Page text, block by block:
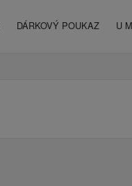
DÁRKOVÝ POUKAZ U